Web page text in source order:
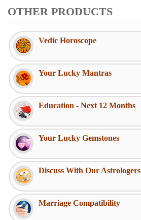
OTHER PRODUCTS
Vedic Horoscope
Your Lucky Mantras
Education - Next 12 Months
Your Lucky Gemstones
Discuss With Our Astrologers
Marriage Compatibility